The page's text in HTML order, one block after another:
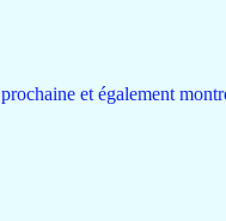
et également